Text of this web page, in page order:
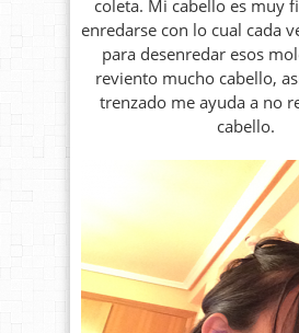
coleta. Mi cabello es muy
enredarse con lo cual cada
para desenredar esos
reviento mucho cabello,
trenzado me ayuda a no
cabello.